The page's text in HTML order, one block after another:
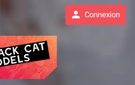
 Connexion